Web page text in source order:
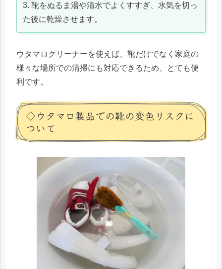
3. 靴をぬるま湯や清水でよくすすぎ、水気を切っ
た後に乾燥させます。
ウタマロクリーナーを使えば、靴だけでなく家庭の
様々な場所での清掃にも対応できるため、とても便
利です。
◇ウタマロ製品での靴の変色リスクに
ついて